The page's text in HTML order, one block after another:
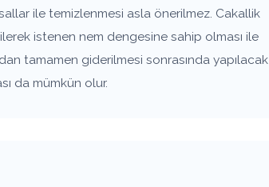
ile temizlenmesi asla önerilmez. Cakallik
istenen nem dengesine sahip olması ile
tamamen giderilmesi sonrasında yapılacak
da mümkün olur.